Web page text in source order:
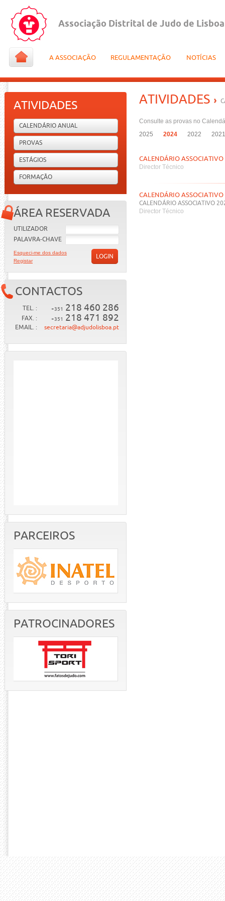
Associação Distrital de Judo de Lisboa
A ASSOCIAÇÃO REGULAMENTAÇÃO NOTÍCIAS
ATIVIDADES
CALENDÁRIO ANUAL
PROVAS
ESTÁGIOS
FORMAÇÃO
ÁREA RESERVADA
UTILIZADOR
PALAVRA-CHAVE
LOGIN
Esqueci-me dos dados
Registar
CONTACTOS
TEL. : +351 218 460 286
FAX. : +351 218 471 892
EMAIL. : secretaria@adjudolisboa.pt
PARCEIROS
PATROCINADORES
ATIVIDADES
Consulte as provas no
2025
2024 2022 2021
CALENDÁRIO
Director Técnico
CALENDÁRIO ASSOCIATIVO
CALENDÁRIO ASSOCIATIVO
Director Técnico